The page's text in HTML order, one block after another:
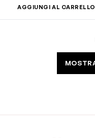
AGGIUNGI AL CARRELLO